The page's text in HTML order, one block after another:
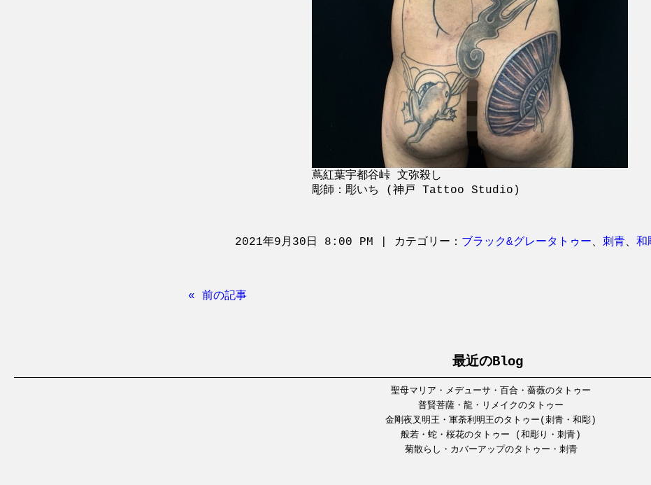
蔦紅葉宇都谷峠 文弥殺し
彫師：彫いち (神戸 Tattoo Studio)
2021年9月30日 8:00 PM | カテゴリー： ブラック&グレータトゥー、 刺青、 和
« 前の記事
最近のBlog
聖母マリア・メデューサ・百合・薔薇のタトゥー
普賢菩薩・龍・リメイクのタトゥー
金剛夜叉明王・軍荼利明王のタトゥー(刺青・和彫)
般若・蛇・桜花のタトゥー (和彫り・刺青)
菊散らし・カバーアップのタトゥー・刺青